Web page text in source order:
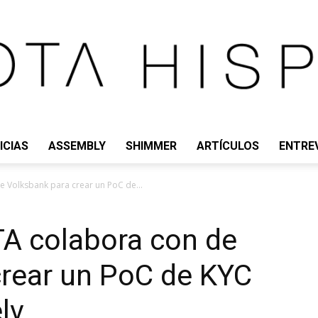
HISPANO
ASSEMBLY SHIMMER ARTÍCULOS
Volksbank para crear un PoC de...
colabora con de
un PoC de KYC